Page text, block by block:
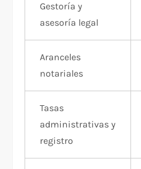
Gestoría y
asesoría legal
Aranceles
notariales
Tasas
administrativas y
registro